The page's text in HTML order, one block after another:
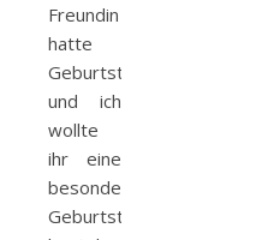
Freundin
hatte
Geburtstag
und ich
wollte
ihr eine
besondere
Geburtstagskarte